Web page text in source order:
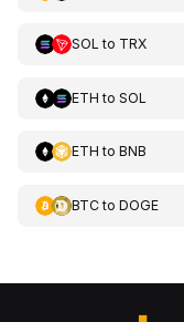
SOL to TRX
ETH to SOL
ETH to BNB
BTCto DOGE